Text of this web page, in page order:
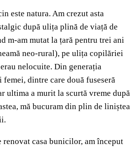
este natura. Am crezut asta
după ulița plină de viață de
m-am mutat la țară pentru trei ani
neo-rural), pe ulița copilăriei
nelocuite. Din generația
dintre care două fuseseră
ultima a murit la scurtă vreme după
mă bucuram din plin de liniștea
renovat casa bunicilor, am început